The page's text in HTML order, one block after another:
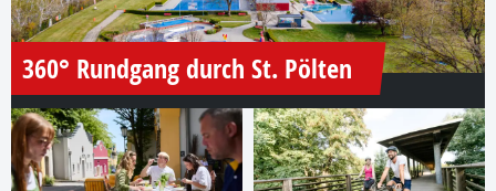
360° Rundgang durch St. Pölten